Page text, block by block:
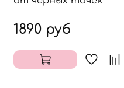
1890 руб